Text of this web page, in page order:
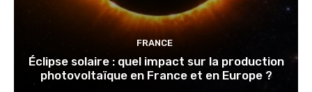
FRANCE
Éclipse solaire : quel impact sur la production
photovoltaïque en France et en Europe ?